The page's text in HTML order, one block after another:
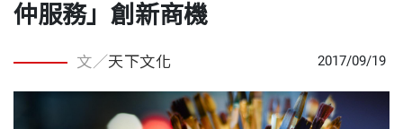
仲服務」創新商機
文／天下文化 2017/09/19